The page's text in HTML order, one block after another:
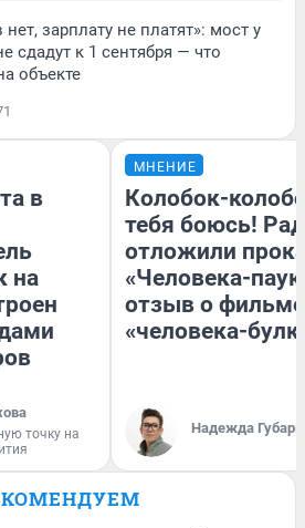
зарплату не платят»: мост у
сдадут к 1 сентября — что
объекте
в
на
точку на
МНЕНИЕ
Колобок-
тебя боюсь!
отложили
«Человека-
отзыв о
«человека-
Надежда Губарь